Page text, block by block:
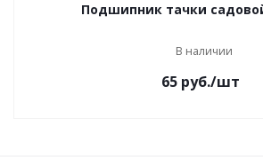
Подшипник тачки
В наличии
65 руб./шт